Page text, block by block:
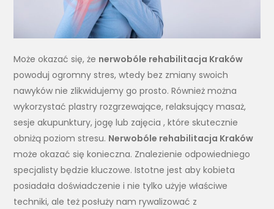
Może okazać się, że nerwobóle rehabilitacja Kraków
powoduj ogromny stres, wtedy bez zmiany swoich
nawyków nie zlikwidujemy go prosto. Również można
wykorzystać plastry rozgrzewające, relaksujący masaż,
sesje akupunktury, jogę lub zajęcia , które skutecznie
obniżą poziom stresu. Nerwobóle rehabilitacja Kraków
może okazać się konieczna. Znalezienie odpowiedniego
specjalisty będzie kluczowe. Istotne jest aby kobieta
posiadała doświadczenie i nie tylko użyje właściwe
techniki, ale też posłuży nam rywalizować z